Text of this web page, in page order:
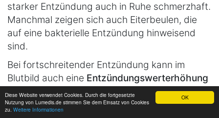
OK
Diese Website verwendet Cookies. Durch die fortgesetzte
Nutzung von Lumedis.de stimmen Sie dem Einsatz von Cookies
zu. Weitere Informationen
starker Entzündung auch in Ruhe schmerzhaft.
Manchmal zeigen sich auch Eiterbeulen, die
auf eine bakterielle Entzündung hinweisend
sind.
Bei fortschreitender Entzündung kann im
Blutbild auch eine Entzündungswerterhöhung
nachgewiesen werden. Eine Blutuntersuchung
würde man aber nur dann durchführen, wenn